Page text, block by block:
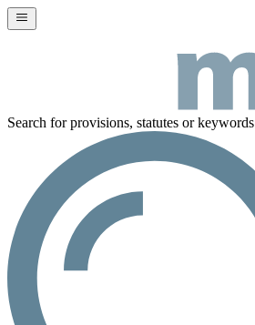
Search for provisions, statutes or keywords